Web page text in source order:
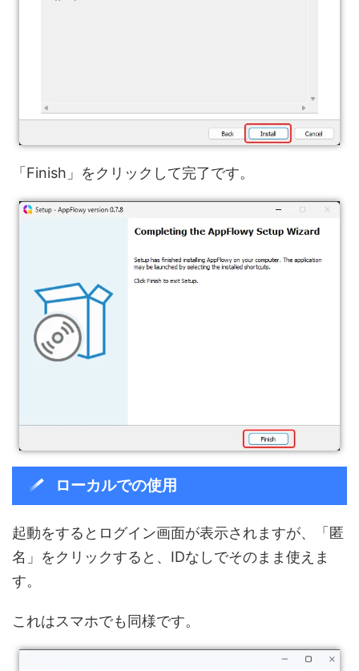
「Finish」をクリックして完了です。
ローカルでの使用
起動をするとログイン画面が表示されますが、「匿
名」をクリックすると、IDなしでそのまま使えま
す。
これはスマホでも同様です。